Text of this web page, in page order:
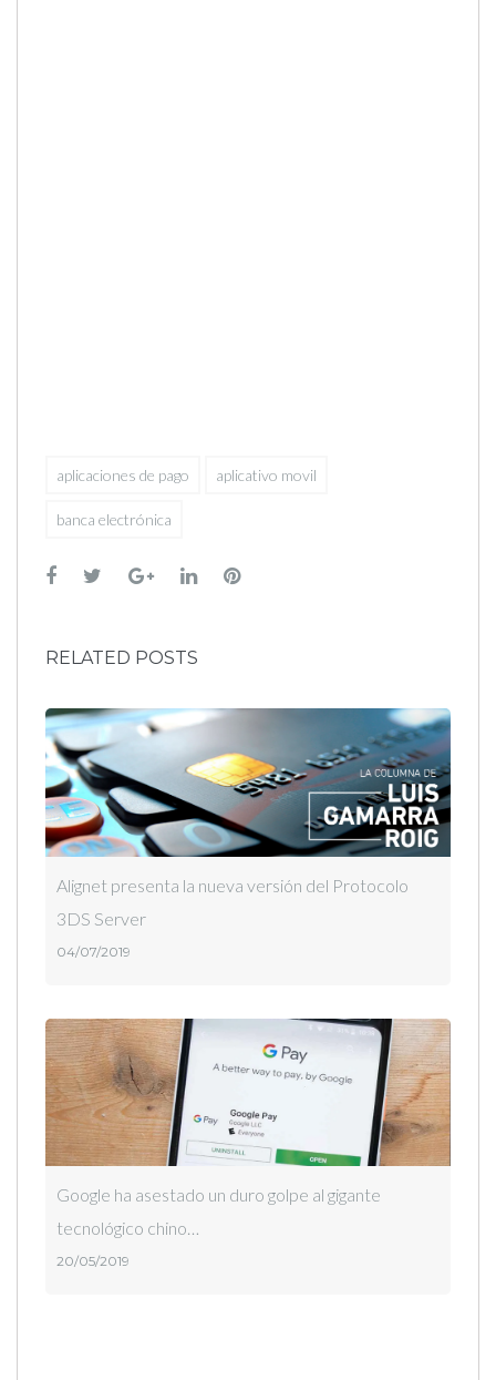
aplicaciones de pago aplicativo movil
banca electrónica
Facebook
TwitterGoogle+
LinkedInPinterest
RELATED POSTS
Alignet presenta la nueva versión del Protocolo
3DS Server
04/07/2019
Google ha asestado un duro golpe al gigante
tecnológico chino…
20/05/2019